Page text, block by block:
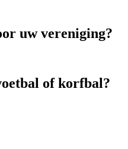
uw vereniging?
of korfbal?